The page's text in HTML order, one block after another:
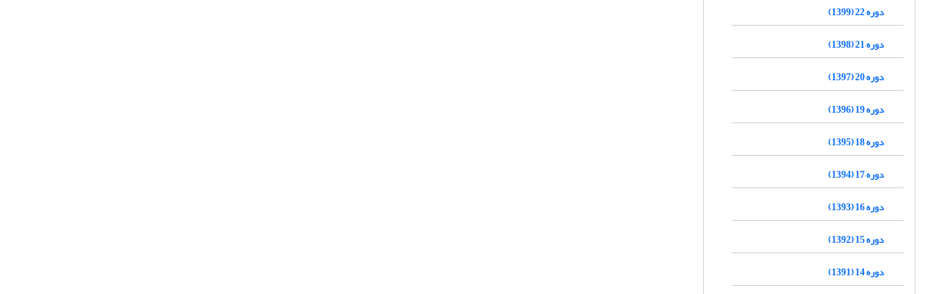
دوره 22 (1399)
دوره 21 (1398)
دوره 20 (1397)
دوره 19 (1396)
دوره 18 (1395)
دوره 17 (1394)
دوره 16 (1393)
دوره 15 (1392)
دوره 14 (1391)